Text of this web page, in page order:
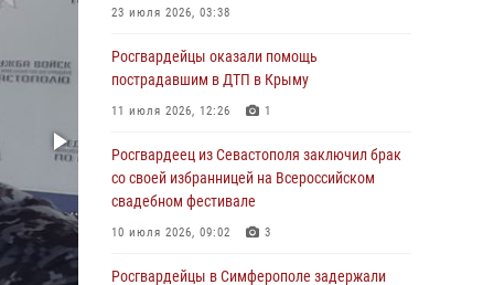
30 июля 2026, 12:13
Росгвардейцы Севастополя пресекли
противоправные действия на охраняемом
объекте
Росгвардейцы Крыма и Севастополя
отметили День Крещения Руси
28 июля 2026, 14:18 4
В Симферополе сотрудники Росгвардии
23 июля 2026, 03:38
Росгвардейцы оказали помощь
пострадавшим в ДТП в Крыму
11 июля 2026, 12:26 1
Росгвардеец из Севастополя заключил брак
со своей избранницей на Всероссийском
свадебном фестивале
10 июля 2026, 09:02 3
Росгвардейцы в Симферополе задержали